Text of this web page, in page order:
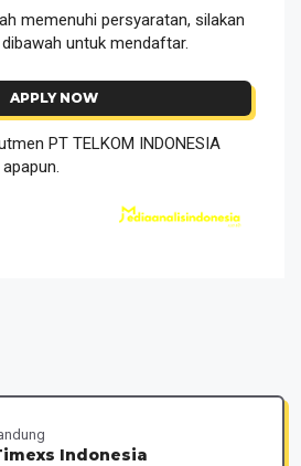
memenuhi persyaratan, silakan
untuk mendaftar.
APPLY NOW
PT TELKOM INDONESIA
Indonesia